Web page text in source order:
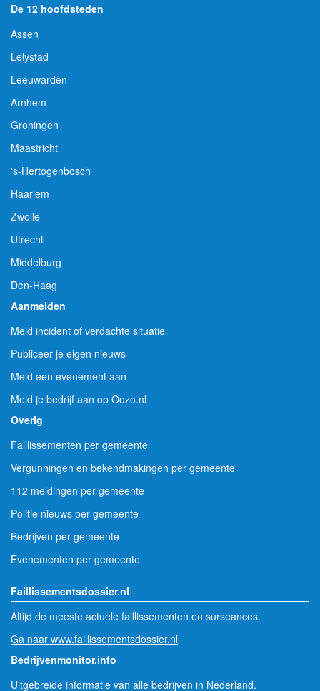
De 12 hoofdsteden
Assen
Lelystad
Leeuwarden
Arnhem
Groningen
Maastricht
's-Hertogenbosch
Haarlem
Zwolle
Utrecht
Middelburg
Den-Haag
Aanmelden
Meld incident of verdachte situatie
Publiceer je eigen nieuws
Meld een evenement aan
Meld je bedrijf aan op Oozo.nl
Overig
Faillissementen per gemeente
Vergunningen en bekendmakingen per gemeente
112 meldingen per gemeente
Politie nieuws per gemeente
Bedrijven per gemeente
Evenementen per gemeente
Faillissementsdossier.nl
Altijd de meeste actuele faillissementen en surseances.
Ga naar www.faillissementsdossier.nl
Bedrijvenmonitor.info
Uitgebreide informatie van alle bedrijven in Nederland.